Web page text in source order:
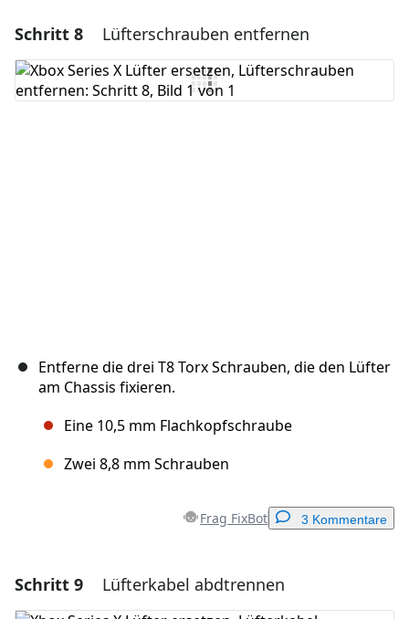
Einen Kommentar hinzufügen
Kommentar hinzufügen
Schritt 8 Lüfterschrauben entfernen
Entferne die drei T8 Torx Schrauben, die den Lüfter
am Chassis fixieren.
Eine 10,5 mm Flachkopfschraube
Zwei 8,8 mm Schrauben
Frag FixBot 3 Kommentare
Einen Kommentar hinzufügen
Schritt 9 Lüfterkabel abdtrennen